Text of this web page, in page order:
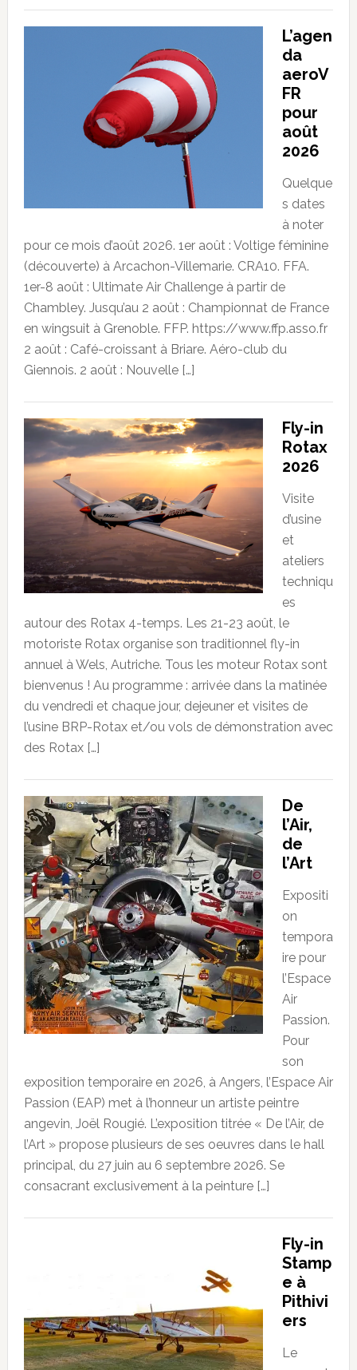
L’agen
da
aeroV
FR
pour
août
2026
Quelque
s dates
à noter
pour ce mois d’août 2026. 1er août : Voltige féminine
(découverte) à Arcachon-Villemarie. CRA10. FFA.
1er-8 août : Ultimate Air Challenge à partir de
Chambley. Jusqu’au 2 août : Championnat de France
en wingsuit à Grenoble. FFP. https://www.ffp.asso.fr
2 août : Café-croissant à Briare. Aéro-club du
Giennois. 2 août : Nouvelle […]
Fly-in
Rotax
2026
Visite
d’usine
et
ateliers
techniqu
es
autour des Rotax 4-temps. Les 21-23 août, le
motoriste Rotax organise son traditionnel fly-in
annuel à Wels, Autriche. Tous les moteur Rotax sont
bienvenus ! Au programme : arrivée dans la matinée
du vendredi et chaque jour, dejeuner et visites de
l’usine BRP-Rotax et/ou vols de démonstration avec
des Rotax […]
De
l’Air,
de
l’Art
Expositi
on
tempora
ire pour
l’Espace
Air
Passion.
Pour
son
exposition temporaire en 2026, à Angers, l’Espace Air
Passion (EAP) met à l’honneur un artiste peintre
angevin, Joël Rougié. L’exposition titrée « De l’Air, de
l’Art » propose plusieurs de ses oeuvres dans le hall
principal, du 27 juin au 6 septembre 2026. Se
consacrant exclusivement à la peinture […]
Fly-in
Stamp
e à
Pithivi
ers
Le